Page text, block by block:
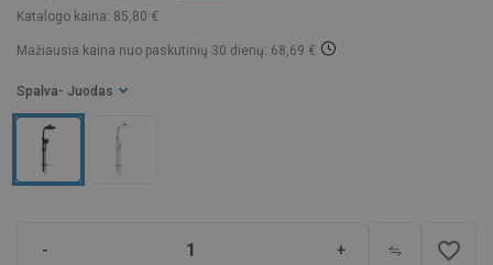
Katalogo kaina: 85,80 €
Mažiausia kaina nuo paskutinių 30 dienų: 68,69 €
Spalva - Juodas
- + favorite_border